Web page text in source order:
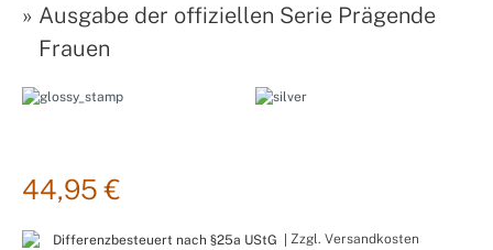
» Ausgabe der offiziellen Serie Prägende
Frauen
44,95 €
Differenzbesteuert nach §25a UStG | Zzgl. Versandkosten